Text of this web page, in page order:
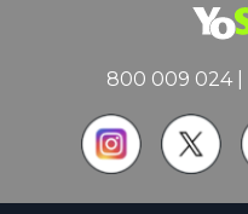
800 009 024|